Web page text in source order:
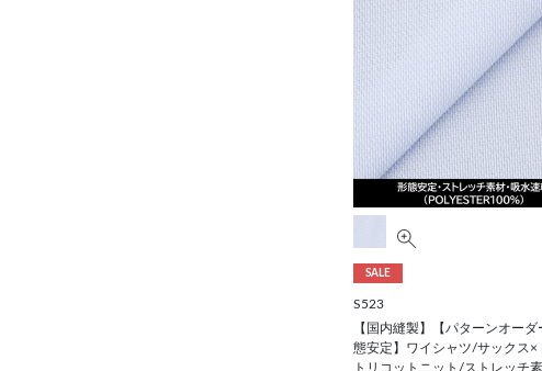
SALE
S523
【国内縫製】【パターンオーダ
態安定】ワイシャツ/サックス×
トリコットニット/ストレッチ